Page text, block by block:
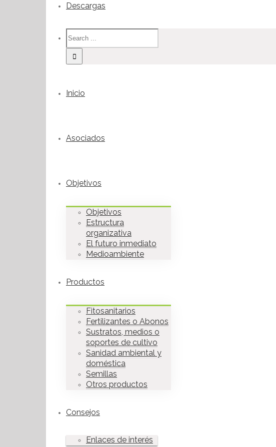
Descargas
Inicio
Asociados
Objetivos
Objetivos
Estructura
organizativa
El futuro inmediato
Medioambiente
Productos
Fitosanitarios
Fertilizantes o Abonos
Sustratos, medios o
soportes de cultivo
Sanidad ambiental y
doméstica
Semillas
Otros productos
Consejos
Enlaces de interés